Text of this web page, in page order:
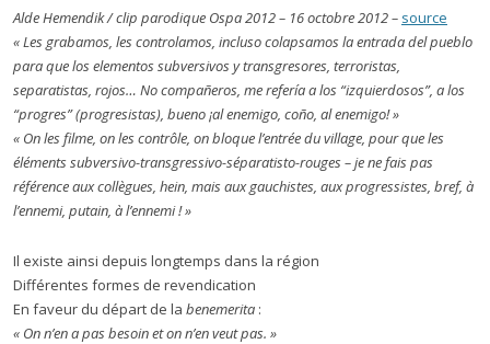
Alde Hemendik /clip parodique Ospa 2012 – 16 octobre 2012 – source
« Les grabamos, les controlamos, incluso colapsamos la entrada del pueblo
para que los elementos subversivos y transgresores, terroristas,
separatistas, rojos… No compañeros, me refería a los “izquierdosos”, a los
“progres” (progresistas), bueno ¡al enemigo, coño, al enemigo!»
« On les filme, on les contrôle, on bloquel’entrée du village, pour que les
éléments subversivo-transgressivo-séparatisto-rouges –je ne fais pas
référence auxcollègues , hein, mais aux gauchistes, auxprogressistes , bref, à
l’ennemi, putain, à l’ennemi ! »
Il existe ainsi depuis longtemps dans la région
Différentes formes de revendication
En faveur du départ de la benemerita :
« On n’en a pas besoin et on n’en veut pas. »